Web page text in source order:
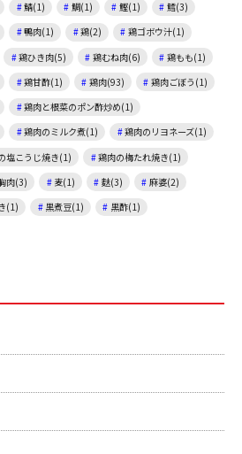
鯖(1) 鯛(1) 鰹(1)
鱈(3)
鴨肉(1) 鶏(2)
鶏ゴボウ汁(1)
鶏ひき肉(5) 鶏むね肉(6)
鶏もも(1)
鶏甘酢(1) 鶏肉(93)
鶏肉ごぼう(1)
鶏肉と根菜のポン酢炒め(1)
鶏肉のミルク煮(1)
鶏肉のリヨネーズ(1)
塩こうじ焼き(1)
鶏肉の梅たれ焼き(1)
肉(3) 麦(1) 麩(3)
麻婆(2)
(1) 黒煮豆(1)
黒酢(1)